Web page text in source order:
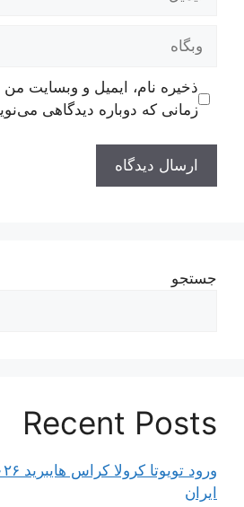
وبگاه
ذخیره نام، ایمیل و وبسایت
زمانی که دوباره دیدگاهی
جستجو
Recent Posts
ایران